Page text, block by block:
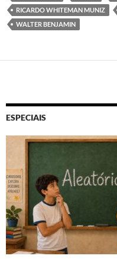
RICARDO WHITEMAN MUNIZ
WALTER BENJAMIN
ESPECIAIS